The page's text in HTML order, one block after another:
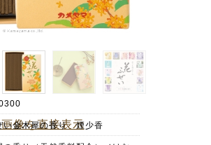
像を直接表示
い金木犀の香り 煙少香